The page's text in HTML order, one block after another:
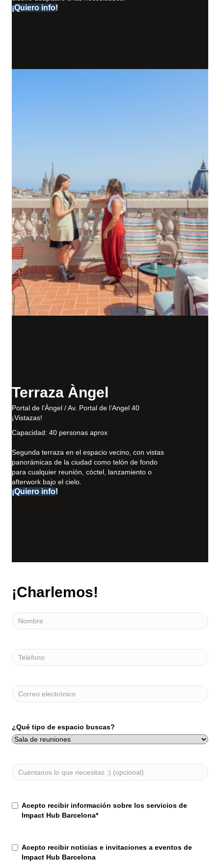
¡Quiero info!
Terraza Àngel
Portal de l’Àngel / Av. Portal de l’Angel 40
¡Vistazas!
Capacidad: 40 personas aprox
Segunda terraza en el espacio vecino, con vistas
panorámicas de la ciudad como telón de fondo
para cualquier reunión, cóctel, lanzamiento o
afterwork bajo el cielo.
¡Quiero info!
¡Charlemos!
Nombre
Teléfono
Correo
¿Qué tipo de espacio buscas?
Cuéntanos
🙂
(opcional)
Consentimiento*
Acepto recibir información sobre los servicios de
Impact Hub Barcelona*
Consentimiento
Acepto recibir noticias e invitaciones a eventos de
Impact Hub Barcelona